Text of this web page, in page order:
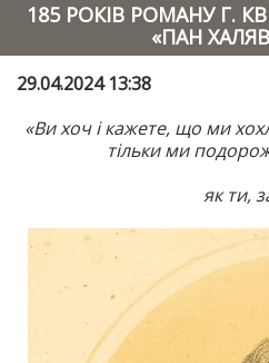
185 РОКІВ РОМАНУ Г.
«ПАН
29.04.2024 13:38
«Ви хоч і кажете, що ми
тільки ми
як ти,